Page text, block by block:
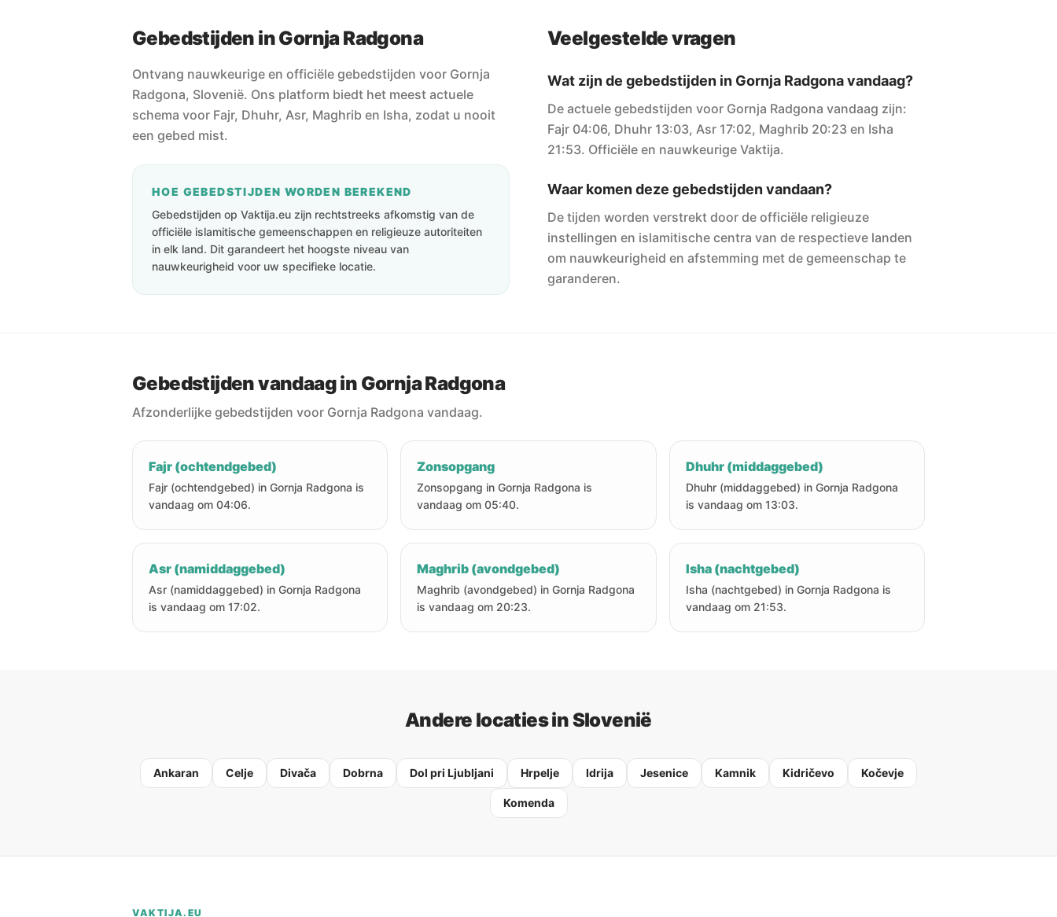
Gebedstijden in Gornja Radgona
Ontvang nauwkeurige en officiële gebedstijden voor Gornja
Radgona, Slovenië. Ons platform biedt het meest actuele
schema voor Fajr, Dhuhr, Asr, Maghrib en Isha, zodat u nooit
een gebed mist.
HOE GEBEDSTIJDEN WORDEN BEREKEND
Gebedstijden op Vaktija.eu zijn rechtstreeks afkomstig van de
officiële islamitische gemeenschappen en religieuze autoriteiten
in elk land. Dit garandeert het hoogste niveau van
nauwkeurigheid voor uw specifieke locatie.
Veelgestelde vragen
Wat zijn de gebedstijden in Gornja Radgona vandaag?
De actuele gebedstijden voor Gornja Radgona vandaag zijn:
Fajr 04:06, Dhuhr 13:03, Asr 17:02, Maghrib 20:23 en Isha
21:53. Officiële en nauwkeurige Vaktija.
Waar komen deze gebedstijden vandaan?
De tijden worden verstrekt door de officiële religieuze
instellingen en islamitische centra van de respectieve landen
om nauwkeurigheid en afstemming met de gemeenschap te
garanderen.
Gebedstijden vandaag in Gornja Radgona
Afzonderlijke gebedstijden voor Gornja Radgona vandaag.
Fajr (ochtendgebed)
Fajr (ochtendgebed) in Gornja Radgona is
vandaag om 04:06.
Zonsopgang
Zonsopgang in Gornja Radgona is
vandaag om 05:40.
Dhuhr (middaggebed)
Dhuhr (middaggebed) in Gornja Radgona
is vandaag om 13:03.
Asr (namiddaggebed)
Asr (namiddaggebed) in Gornja Radgona
is vandaag om 17:02.
Maghrib (avondgebed)
Maghrib (avondgebed) in Gornja Radgona
is vandaag om 20:23.
Isha (nachtgebed)
Isha (nachtgebed) in Gornja Radgona is
vandaag om 21:53.
Andere locaties in Slovenië
Ankaran Celje Divača Dobrna Dol pri Ljubljani Hrpelje Idrija Jesenice Kamnik Kidričevo Kočevje
Komenda
VAKTIJA.EU